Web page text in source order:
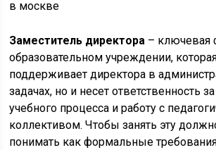
Заместитель директора – ключевая
образовательном учреждении,
поддерживает директора в
задачах, но и несет ответственность
учебного процесса и работу с
коллективом. Чтобы занять эту
понимать как формальные